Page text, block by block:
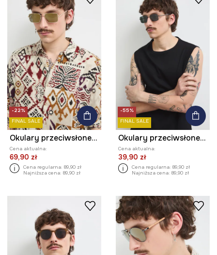
-22%
FINAL SALE
Okulary przeciwsłoneczne pilotki męskie
Cena aktualna:
69,90 zł
Cena regularna: 89,90 zł
Najniższa cena: 89,90 zł
-55%
FINAL SALE
Okulary przeciwsłoneczne pilotki męskie
Cena aktualna:
39,90 zł
Cena regularna: 89,90 zł
Najniższa cena: 89,90 zł